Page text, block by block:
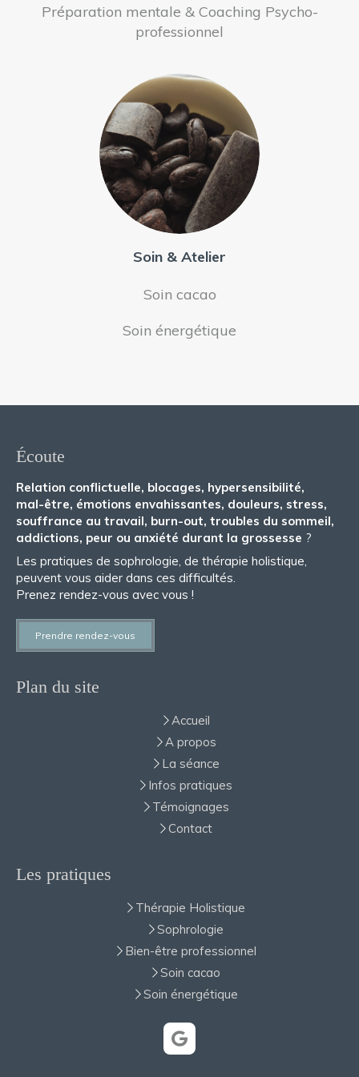
Préparation mentale & Coaching Psycho-
professionnel
Soin & Atelier
Soin cacao
Soin énergétique
Écoute
Relation conflictuelle, blocages, hypersensibilité,
mal-être, émotions envahissantes, douleurs, stress,
souffrance au travail, burn-out, troubles du sommeil,
addictions, peur ou anxiété durant la grossesse ?
Les pratiques de sophrologie, de thérapie holistique,
peuvent vous aider dans ces difficultés.
Prenez rendez-vous avec vous !
Prendre rendez-vous
Plan du site
Accueil
A propos
La séance
Infos pratiques
Témoignages
Contact
Les pratiques
Thérapie Holistique
Sophrologie
Bien-être professionnel
Soin cacao
Soin énergétique